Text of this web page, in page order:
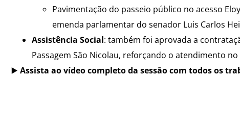
Pavimentação do passeio público no acesso
emenda parlamentar do senador Luis Carlos
Assistência Social: também foi aprovada a
Passagem São Nicolau, reforçando o atendimento
▶️ Assista ao vídeo completo da sessão com todos os